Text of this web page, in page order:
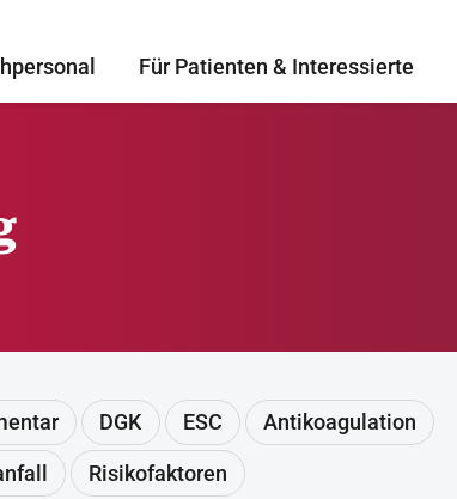
Für Patienten & Interessierte
DGK ESC Antikoagulation
Risikofaktoren